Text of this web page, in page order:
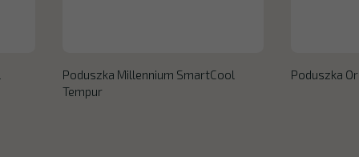
Poduszka Millennium SmartCool
Tempur
Poduszka